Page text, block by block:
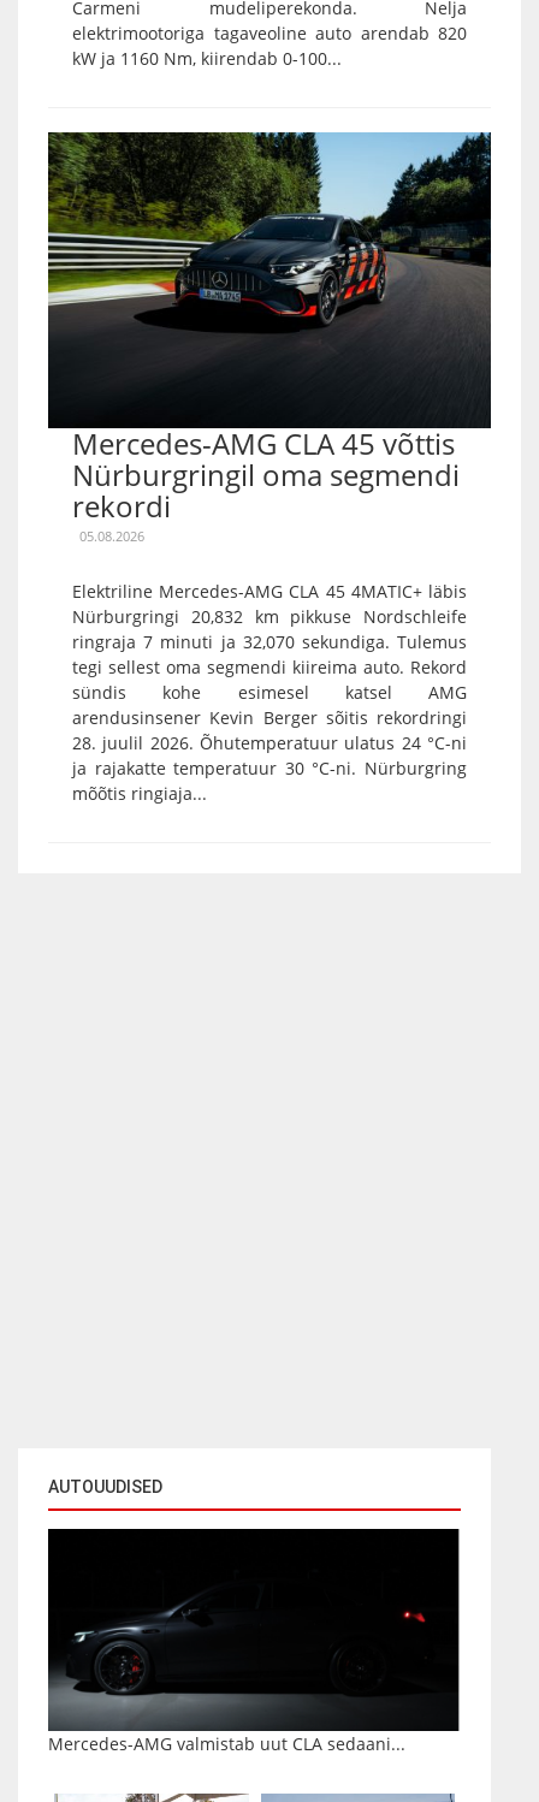
AUTOUUDISED
Mercedes-AMG valmistab uut CLA sedaani...
Carmeni mudeliperekonda. Nelja
elektrimootoriga tagaveoline auto arendab 820
kW ja 1160 Nm, kiirendab 0-100...
Mercedes-AMG CLA 45 võttis
Nürburgringil oma segmendi
rekordi
05.08.2026
Elektriline Mercedes-AMG CLA 45 4MATIC+ läbis
Nürburgringi 20,832 km pikkuse Nordschleife
ringraja 7 minuti ja 32,070 sekundiga. Tulemus
tegi sellest oma segmendi kiireima auto. Rekord
sündis kohe esimesel katsel AMG
arendusinsener Kevin Berger sõitis rekordringi
28. juulil 2026. Õhutemperatuur ulatus 24 °C-ni
ja rajakatte temperatuur 30 °C-ni. Nürburgring
mõõtis ringiaja...